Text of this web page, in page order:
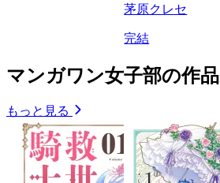
茅原クレセ
完結
マンガワン女子部の作品
もっと見る